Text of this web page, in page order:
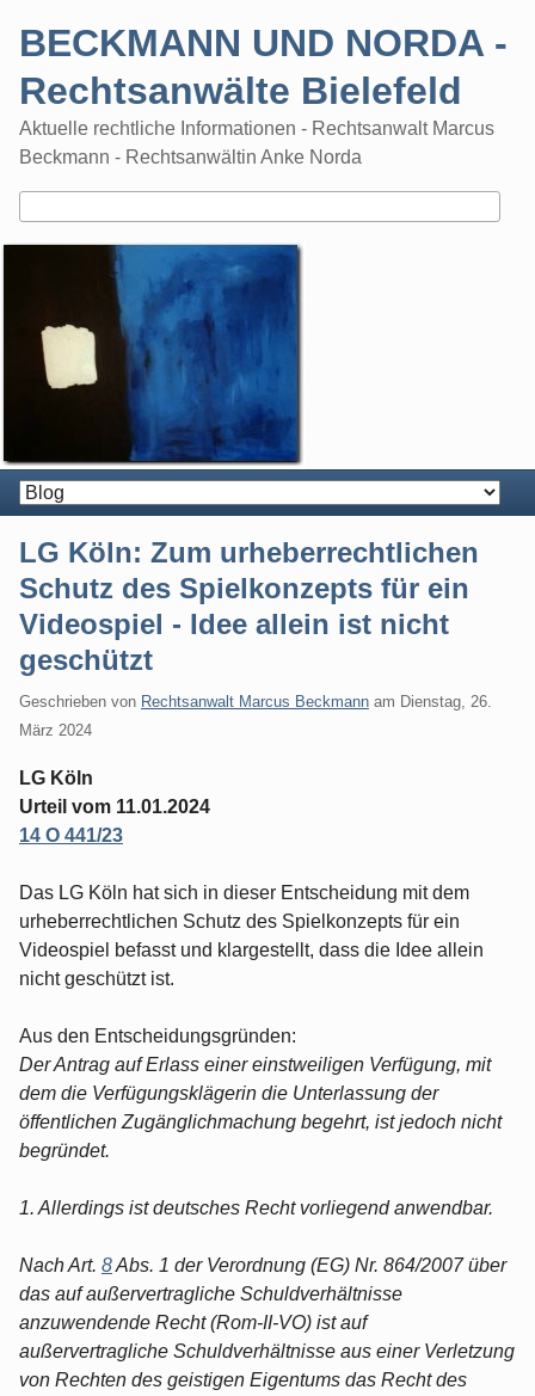
BECKMANN UND NORDA -
Rechtsanwälte Bielefeld
Aktuelle rechtliche Informationen - Rechtsanwalt Marcus
Beckmann - Rechtsanwältin Anke Norda
LG Köln: Zum urheberrechtlichen
Schutz des Spielkonzepts für ein
Videospiel - Idee allein ist nicht
geschützt
Geschrieben von Rechtsanwalt Marcus Beckmann am Dienstag, 26.
März 2024
LG Köln
Urteil vom 11.01.2024
14 O 441/23
Das LG Köln hat sich in dieser Entscheidung mit dem
urheberrechtlichen Schutz des Spielkonzepts für ein
Videospiel befasst und klargestellt, dass die Idee allein
nicht geschützt ist.
Aus den Entscheidungsgründen:
Der Antrag auf Erlass einer einstweiligen Verfügung, mit
dem die Verfügungsklägerin die Unterlassung der
öffentlichen Zugänglichmachung begehrt, ist jedoch nicht
begründet.
1. Allerdings ist deutsches Recht vorliegend anwendbar.
Nach Art. 8Abs. 1 der Verordnung (EG) Nr. 864/2007 über
das auf außervertragliche Schuldverhältnisse
anzuwendende Recht (Rom-II-VO) ist auf
außervertragliche Schuldverhältnisse aus einer Verletzung
von Rechten des geistigen Eigentums das Recht des